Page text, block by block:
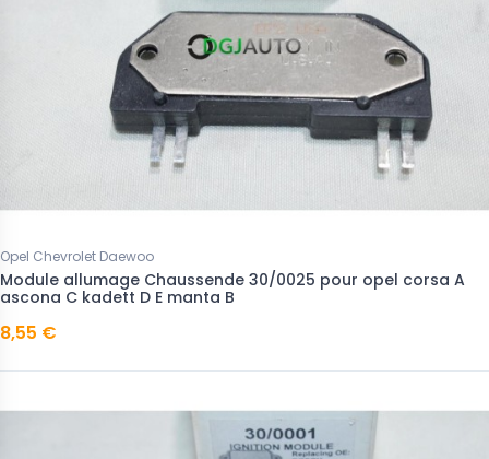
Opel Chevrolet Daewoo
Module allumage Chaussende 30/0025 pour opel corsa A
ascona C kadett D E manta B
8,55 €